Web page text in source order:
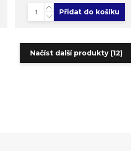
Přidat do košíku
Načíst další produkty (12)